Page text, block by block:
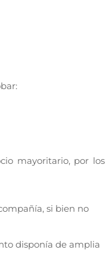
mayoritario, por los
si bien no
disponía de amplia